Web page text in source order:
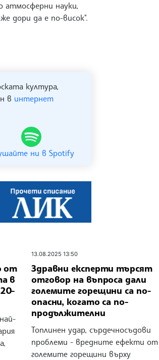
атмосферни науки,
дори да е по-висок".
култура,
в интернет
ни в Spotify
от
в
13.08.2025 13:50
Здравни експерти търсят
отговор на въпроса дали
големите горещини са по-
опасни, когато са по-
продължителни
Топлинен удар, сърдечносъдови
проблеми - вредните ефекти от
големите горещини върху